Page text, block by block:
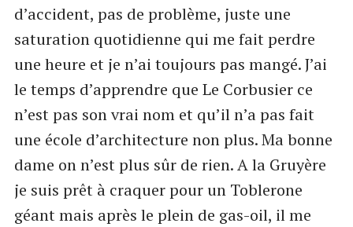
d’accident, pas de problème, juste une
saturation quotidienne qui me fait perdre
une heure et je n’ai toujours pas mangé. J’ai
le temps d’apprendre que Le Corbusier ce
n’est pas son vrai nom et qu’il n’a pas fait
une école d’architecture non plus. Ma bonne
dame on n’est plus sûr de rien. A la Gruyère
je suis prêt à craquer pour un Toblerone
géant mais après le plein de gas-oil, il me